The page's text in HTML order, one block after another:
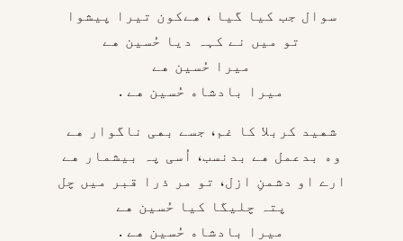
ﺳﻮﺍﻝ ﺟﺐ ﮐﯿﺎ ﮔﯿﺎ ، ﮬﮯﮐﻮﻥ ﺗﯿﺮﺍ ﭘﯿﺸﻮﺍ
ﺗﻮ ﻣﯿﮟ ﻧﮯ ﮐﮩﮧ ﺩﯾﺎ ﺣُﺴــــــﯿﻦ ﮬﮯ
ﻣﯿﺮﺍ ﺣُﺴـــــﯿﻦ ﮬﮯ
ﻣﯿﺮﺍ ﺑﺎﺩﺷﺎﮦ ﺣُﺴــــــﯿﻦ ﮬﮯ .
ﺷﮭﯿﺪ ﮐﺮﺑﻼ ﮐﺎ ﻏﻢ، ﺟﺴﮯ ﺑﮭﯽ ﻧﺎﮔﻮﺍﺭ ﮬﮯ
ﻭﮦ ﺑﺪﻋﻤﻞ ﮬﮯ ﺑﺪﻧﺴﺐ، ﺍُﺳﯽ ﭘﮧ ﺑﯿﺸﻤﺎﺭ ﮬﮯ
ﺍﺭﮮ ﺍﻭ ﺩﺷﻤﻦِ ﺍﺯﻝ، ﺗﻮ ﻣﺮ ﺫﺭﺍ ﻗﺒﺮ ﻣﯿﮟ ﭼﻞ
ﭘﺘﮧ ﭼﻠﯿﮕﺎ ﮐﯿﺎ ﺣُﺴـــــﯿﻦ ﮬﮯ
ﻣﯿﺮﺍ ﺑﺎﺩﺷﺎﮦ ﺣُﺴـــــﯿﻦ ﮬﮯ .